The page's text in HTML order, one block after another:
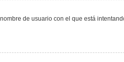
de usuario con el que está